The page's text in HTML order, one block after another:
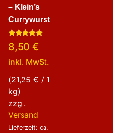
– Klein’s
Currywurst
Bewertet
mit
von 5
8,50 €
inkl. MwSt.
(21,25 € / 1
kg)
zzgl.
Versand
Lieferzeit: ca.